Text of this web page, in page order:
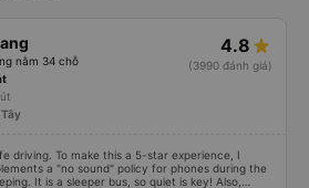
nằm 34 chỗ
4.8
(3990 đánh giá)
driving. To make this a 5-star experience, I
a "no sound" policy for phones during the
It is a sleeper bus, so quiet is key! Also,